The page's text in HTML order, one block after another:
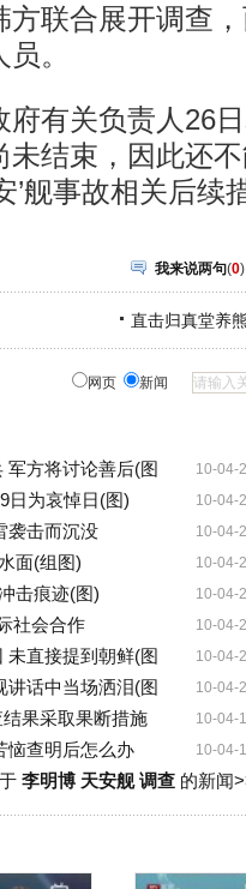
方联合展开调查
。
关负责人26日
未结束，因此还
’舰事故相关后续
”
我来说两句(0)
直击归真堂养
网页 新闻
10-04-
方将讨论善后(图
10-04-
日为哀悼日(图)
10-04-
袭击而沉没
10-04-
面(组图)
10-04-
击痕迹(图)
10-04-
社会合作
10-04-
直接提到朝鲜(图
10-04-
话中当场洒泪(图
10-04-
果采取果断措施
10-04-
恼查明后怎么办
李明博 天安舰 调查的新闻